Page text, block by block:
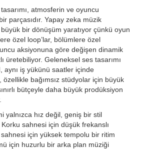
atmosferin ve oyuncu
parçasıdır. Yapay zeka müzik
bir dönüşüm yaratıyor çünkü oyun
özel loop’lar, bölümlere özel
aksiyonuna göre değişen dinamik
üretebiliyor. Geleneksel ses tasarımı
aynı iş yükünü saatler içinde
özellikle bağımsız stüdyolar için büyük
bütçeyle daha büyük prodüksiyon
yalnızca hız değil, geniş bir stil
sahnesi için düşük frekanslı
için yüksek tempolu bir ritim
için huzurlu bir arka plan müziği